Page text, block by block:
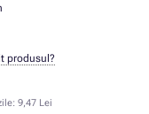
9,47 Lei
produsul?